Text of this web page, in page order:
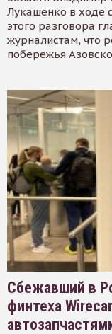
Лукашенко в ходе
этого разговора
журналистам, что
побережья
Сбежавший в
финтеха